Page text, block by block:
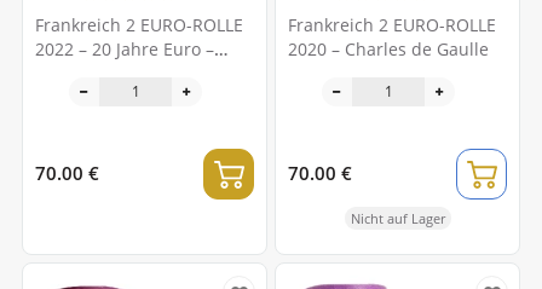
Frankreich 2 EURO-ROLLE
2022 – 20 Jahre Euro –
70.00 €
Frankreich 2 EURO-ROLLE
2020 – Charles de Gaulle
70.00 €
Nicht auf Lager